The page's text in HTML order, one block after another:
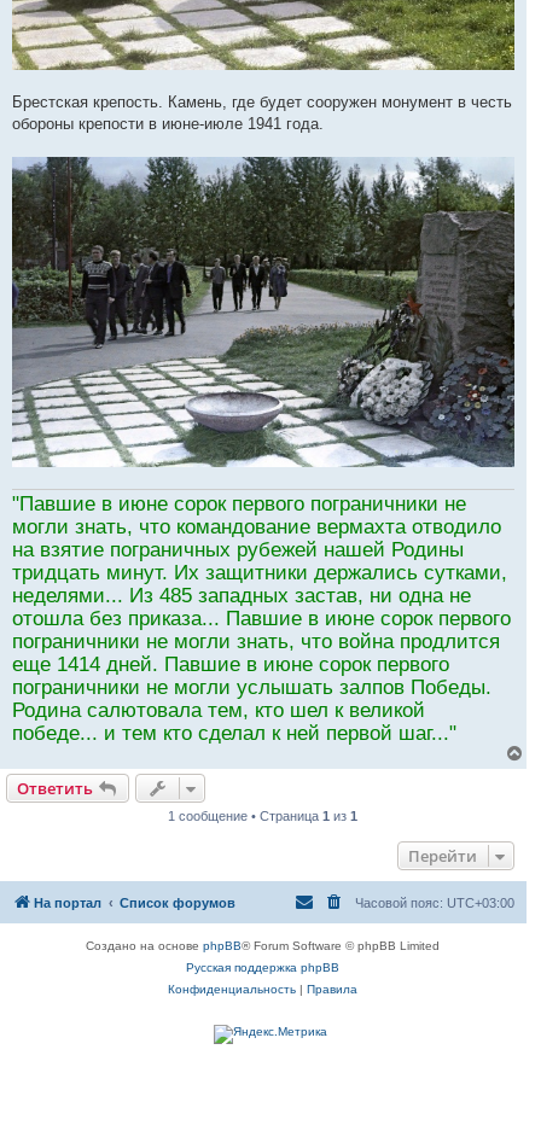
Брестская крепость. Камень, где будет сооружен монумент в честь
обороны крепости в июне-июле 1941 года.
"Павшие в июне сорок первого пограничники не
могли знать, что командование вермахта отводило
на взятие пограничных рубежей нашей Родины
тридцать минут. Их защитники держались сутками,
неделями... Из 485 западных застав, ни одна не
отошла без приказа... Павшие в июне сорок первого
пограничники не могли знать, что война продлится
еще 1414 дней. Павшие в июне сорок первого
пограничники не могли услышать залпов Победы.
Родина салютовала тем, кто шел к великой
победе... и тем кто сделал к ней первой шаг..."
е
н
Ответить
1 сообщение • Страница1 из1
Перейти
На портал Список форумов Часовой пояс: UTC+03:00
Создано на основеphpBB® Forum Software © phpBB Limited
Русская поддержка phpBB
Конфиденциальность |Правила